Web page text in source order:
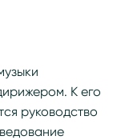
К его
руководство